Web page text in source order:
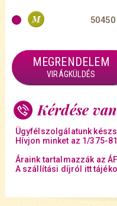
50450
MEGRENDELEM
VIRÁGKÜLDÉS
Kérdése
Ügyfélszolgálatunk
Hívjon minket az 1/375-
Áraink tartalmazzák az
A szállítási díjról itt